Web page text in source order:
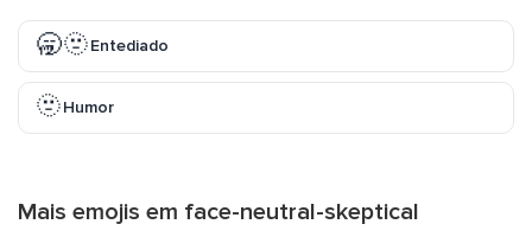
🥱🫥Entediado
🫥Humor
Mais emojis em face-neutral-skeptical